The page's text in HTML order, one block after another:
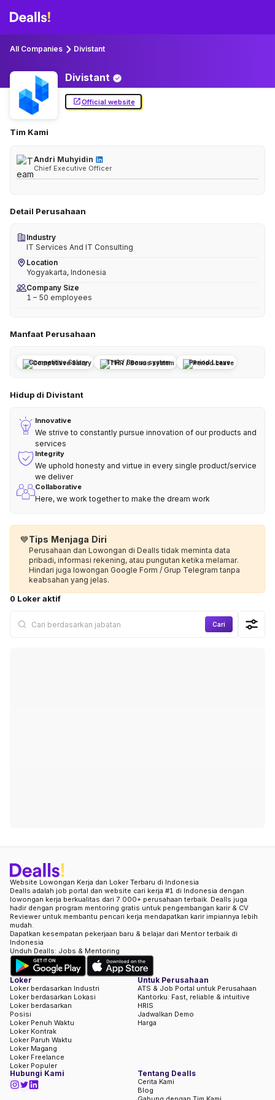
All Companies Divistant
Divistant
Official website
Tim Kami
Andri Muhyidin
Chief Executive Officer
Detail Perusahaan
Industry
IT Services And IT Consulting
Location
Yogyakarta, Indonesia
Company Size
1 – 50 employees
Manfaat Perusahaan
Competitive Salary THR / Bonus system Period Leave
Hidup di Divistant
Innovative
We strive to constantly pursue innovation of our products and
services
Integrity
We uphold honesty and virtue in every single product/service
we deliver
Collaborative
Here, we work together to make the dream work
💙Tips Menjaga Diri
Perusahaan dan Lowongan di Dealls tidak meminta data
pribadi, informasi rekening, atau pungutan ketika melamar.
Hindari juga lowongan Google Form / Grup Telegram tanpa
keabsahan yang jelas.
0 Loker aktif
Cari
Website Lowongan Kerja dan Loker Terbaru di Indonesia
Dealls adalah job portal dan website cari kerja #1 di Indonesia dengan
lowongan kerja berkualitas dari 7.000+ perusahaan terbaik. Dealls juga
hadir dengan program mentoring gratis untuk pengembangan karir & CV
Reviewer untuk membantu pencari kerja mendapatkan karir impiannya lebih
mudah.
Dapatkan kesempatan pekerjaan baru & belajar dari Mentor terbaik di
Indonesia
Unduh Dealls: Jobs & Mentoring
Loker
Loker berdasarkan Industri
Loker berdasarkan Lokasi
Loker berdasarkan
Posisi
Loker Penuh Waktu
Loker Kontrak
Loker Paruh Waktu
Loker Magang
Loker Freelance
Loker Populer
Untuk Perusahaan
ATS & Job Portal untuk Perusahaan
Kantorku: Fast, reliable & intuitive
HRIS
Jadwalkan Demo
Harga
Hubungi Kami Tentang Dealls
Cerita Kami
Blog